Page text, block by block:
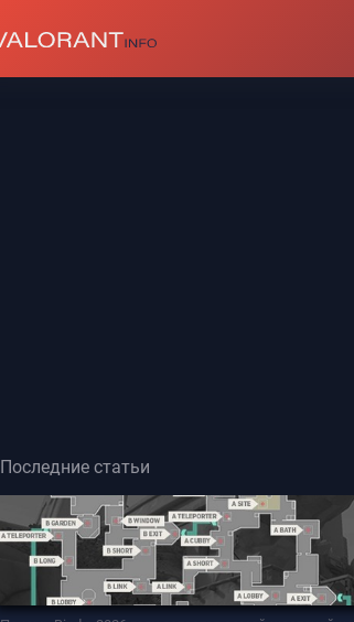
Последние статьи